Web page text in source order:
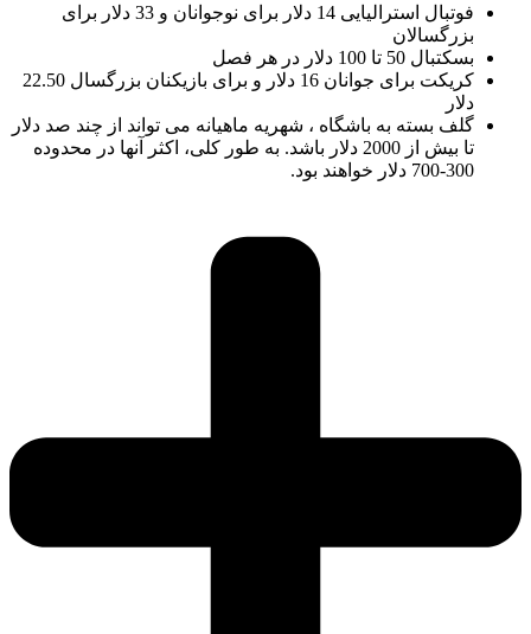
فوتبال استرالیایی 14 دلار برای نوجوانان و 33 دلار برای
بزرگسالان
بسکتبال 50 تا 100 دلار در هر فصل
کریکت برای جوانان 16 دلار و برای بازیکنان بزرگسال 22.50
دلار
گلف بسته به باشگاه ، شهریه ماهیانه می تواند از چند صد دلار
تا بیش از 2000 دلار باشد. به طور کلی، اکثر آنها در محدوده
300-700 دلار خواهند بود.